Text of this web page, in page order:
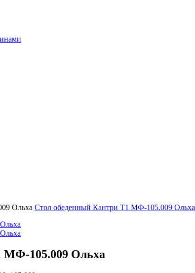
Ольха Стол обеденный Кантри Т1 МФ-105.009 Ольха
МФ-105.009 Ольха